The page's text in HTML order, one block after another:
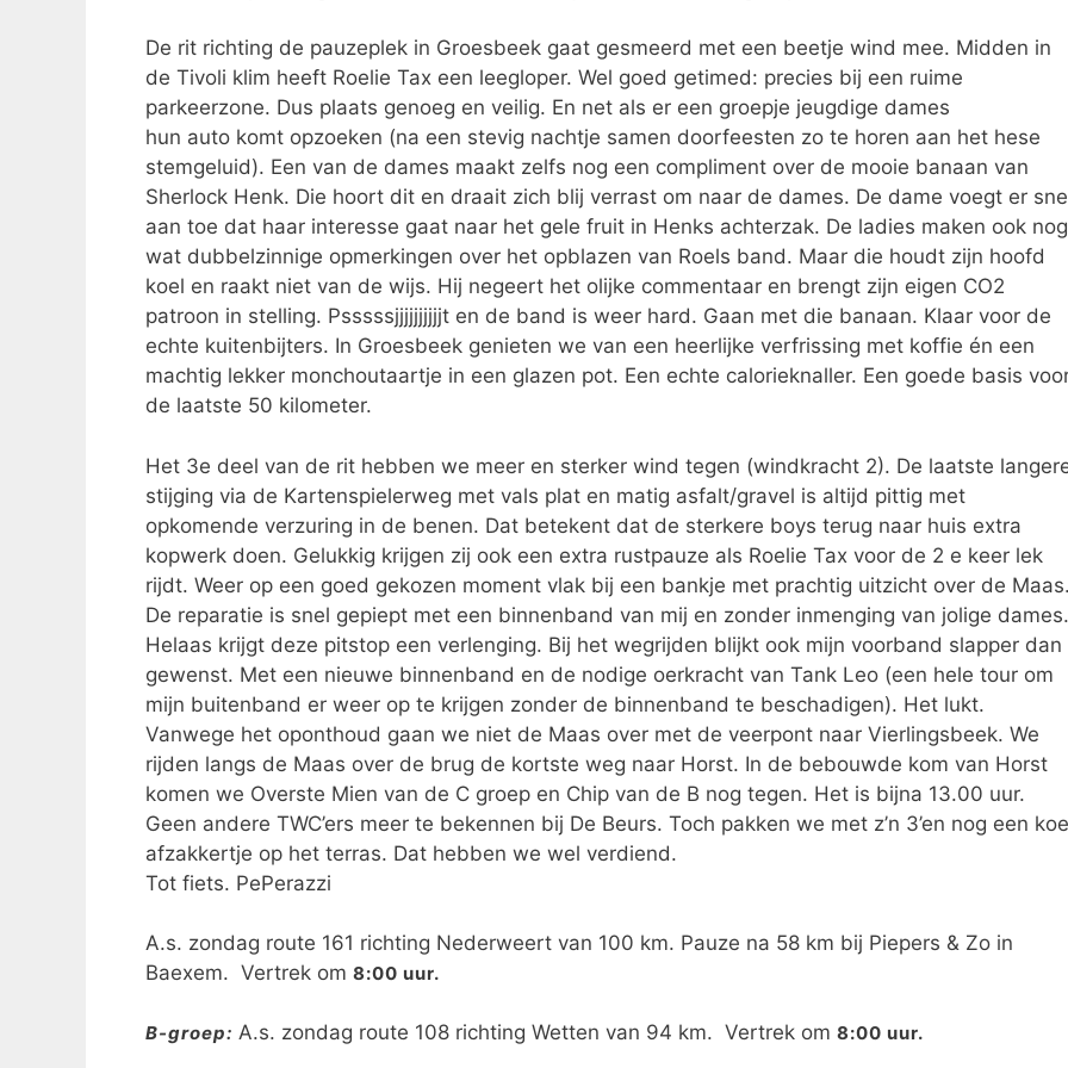
De rit richting de pauzeplek in Groesbeek gaat gesmeerd met een beetje wind mee. Midden in
de Tivoli klim heeft Roelie Tax een leegloper. Wel goed getimed: precies bij een ruime
parkeerzone. Dus plaats genoeg en veilig. En net als er een groepje jeugdige dames
hun auto komt opzoeken (na een stevig nachtje samen doorfeesten zo te horen aan het hese
stemgeluid). Een van de dames maakt zelfs nog een compliment over de mooie banaan van
Sherlock Henk. Die hoort dit en draait zich blij verrast om naar de dames. De dame voegt er
aan toe dat haar interesse gaat naar het gele fruit in Henks achterzak. De ladies maken ook nog
wat dubbelzinnige opmerkingen over het opblazen van Roels band. Maar die houdt zijn hoofd
koel en raakt niet van de wijs. Hij negeert het olijke commentaar en brengt zijn eigen CO2
patroon in stelling. Psssssjjjjjjjjjjt en de band is weer hard. Gaan met die banaan. Klaar voor de
echte kuitenbijters. In Groesbeek genieten we van een heerlijke verfrissing met koffie én een
machtig lekker monchoutaartje in een glazen pot. Een echte calorieknaller. Een goede basis
de laatste 50 kilometer.
Het 3e deel van de rit hebben we meer en sterker wind tegen (windkracht 2). De laatste
stijging via de Kartenspielerweg met vals plat en matig asfalt/gravel is altijd pittig met
opkomende verzuring in de benen. Dat betekent dat de sterkere boys terug naar huis extra
kopwerk doen. Gelukkig krijgen zij ook een extra rustpauze als Roelie Tax voor de 2 e keer lek
rijdt. Weer op een goed gekozen moment vlak bij een bankje met prachtig uitzicht over de Maas.
De reparatie is snel gepiept met een binnenband van mij en zonder inmenging van jolige dames.
Helaas krijgt deze pitstop een verlenging. Bij het wegrijden blijkt ook mijn voorband slapper dan
gewenst. Met een nieuwe binnenband en de nodige oerkracht van Tank Leo (een hele tour om
mijn buitenband er weer op te krijgen zonder de binnenband te beschadigen). Het lukt.
Vanwege het oponthoud gaan we niet de Maas over met de veerpont naar Vierlingsbeek. We
rijden langs de Maas over de brug de kortste weg naar Horst. In de bebouwde kom van Horst
komen we Overste Mien van de C groep en Chip van de B nog tegen. Het is bijna 13.00 uur.
Geen andere TWC’ers meer te bekennen bij De Beurs. Toch pakken we met z’n 3’en nog een
afzakkertje op het terras. Dat hebben we wel verdiend.
Tot fiets. PePerazzi
A.s. zondag route 161 richting Nederweert van 100 km. Pauze na 58 km bij Piepers & Zo in
Baexem. Vertrek om 8:00 uur.
B-groep: A.s. zondag route 108 richting Wetten van 94 km. Vertrek om 8:00 uur.